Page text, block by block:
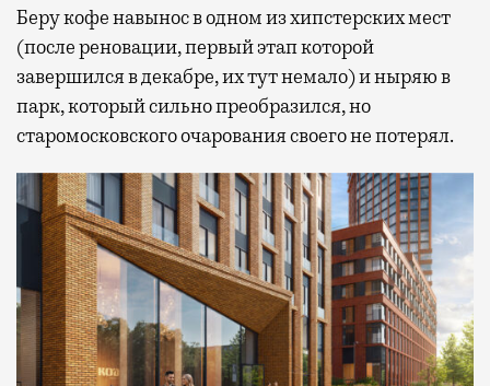
Беру кофе навынос в одном из хипстерских мест
(после реновации, первый этап которой
завершился в декабре, их тут немало) и ныряю в
парк, который сильно преобразился, но
старомосковского очарования своего не потерял.